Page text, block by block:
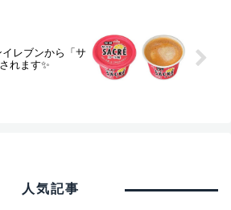
イレブンから「サ
れます✨
人気記事